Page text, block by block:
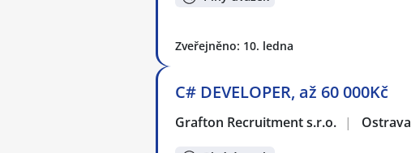
Zveřejněno: 10. ledna
C# DEVELOPER, až 60 000Kč
Grafton Recruitment s.r.o. | Ostrava